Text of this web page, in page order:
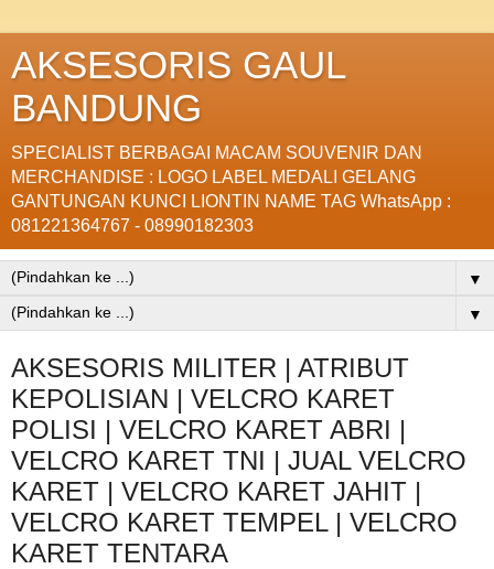
AKSESORIS GAUL
BANDUNG
SPECIALIST BERBAGAI MACAM SOUVENIR DAN
MERCHANDISE : LOGO LABEL MEDALI GELANG
GANTUNGAN KUNCI LIONTIN NAME TAG WhatsApp :
081221364767 - 08990182303
▼
▼
AKSESORIS MILITER | ATRIBUT
KEPOLISIAN | VELCRO KARET
POLISI | VELCRO KARET ABRI |
VELCRO KARET TNI | JUAL VELCRO
KARET | VELCRO KARET JAHIT |
VELCRO KARET TEMPEL | VELCRO
KARET TENTARA